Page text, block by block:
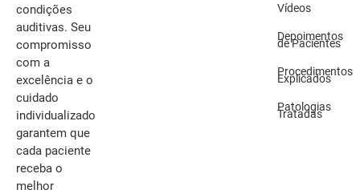
condições
auditivas. Seu
compromisso
com a
excelência e o
cuidado
individualizado
garantem que
cada paciente
receba o
melhor
Vídeos
Depoimentos
de Pacientes
Procedimentos
Explicados
Patologias
Tratadas